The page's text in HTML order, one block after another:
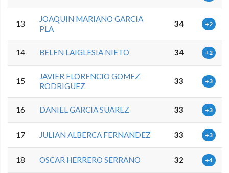
13
JOAQUIN MARIANO GARCIA
PLA
34 +2
14 BELEN LAIGLESIA NIETO 34 +2
15
JAVIER FLORENCIO GOMEZ
RODRIGUEZ
33 +3
16 DANIEL GARCIA SUAREZ 33 +3
17 JULIAN ALBERCA FERNANDEZ 33 +3
18 OSCAR HERRERO SERRANO 32 +4